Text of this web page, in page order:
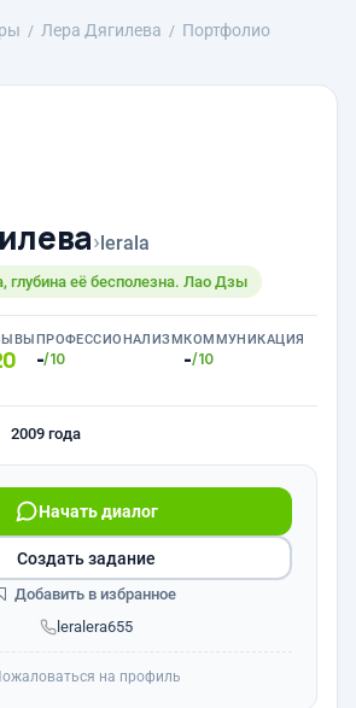
Лера Дягилева
Портфолио
›lerala
глубина её бесполезна. Лао Дзы
ПРОФЕССИОНАЛИЗМ
-/10
КОММУНИКАЦИЯ
-/10
2009 года
leralera655
Начать диалог
Создать задание
Добавить в избранное
на профиль